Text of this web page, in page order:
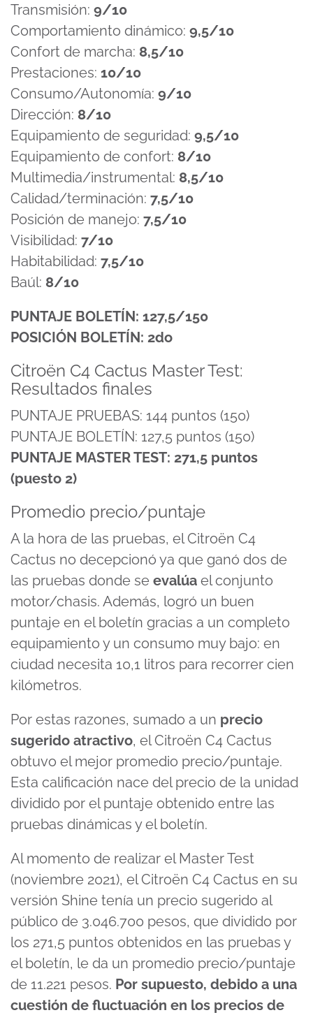
Transmisión: 9/10
Comportamiento dinámico: 9,5/10
Confort de marcha: 8,5/10
Prestaciones: 10/10
Consumo/Autonomía: 9/10
Dirección: 8/10
Equipamiento de seguridad: 9,5/10
Equipamiento de confort: 8/10
Multimedia/instrumental: 8,5/10
Calidad/terminación: 7,5/10
Posición de manejo: 7,5/10
Visibilidad: 7/10
Habitabilidad: 7,5/10
Baúl: 8/10
PUNTAJE BOLETÍN: 127,5/150
POSICIÓN BOLETÍN: 2do
Citroën C4 Cactus Master Test:
Resultados finales
PUNTAJE PRUEBAS: 144 puntos (150)
PUNTAJE BOLETÍN: 127,5 puntos (150)
PUNTAJE MASTER TEST: 271,5 puntos
(puesto 2)
Promedio precio/puntaje
A la hora de las pruebas, el Citroën C4
Cactus no decepcionó ya que ganó dos de
las pruebas donde se evalúa el conjunto
motor/chasis. Además, logró un buen
puntaje en el boletín gracias a un completo
equipamiento y un consumo muy bajo: en
ciudad necesita 10,1 litros para recorrer cien
kilómetros.
Por estas razones, sumado a un precio
sugerido atractivo, el Citroën C4 Cactus
obtuvo el mejor promedio precio/puntaje.
Esta calificación nace del precio de la unidad
dividido por el puntaje obtenido entre las
pruebas dinámicas y el boletín.
Al momento de realizar el Master Test
(noviembre 2021), el Citroën C4 Cactus en su
versión Shine tenía un precio sugerido al
público de 3.046.700 pesos, que dividido por
los 271,5 puntos obtenidos en las pruebas y
el boletín, le da un promedio precio/puntaje
de 11.221 pesos. Por supuesto, debido a una
cuestión de fluctuación en los precios de